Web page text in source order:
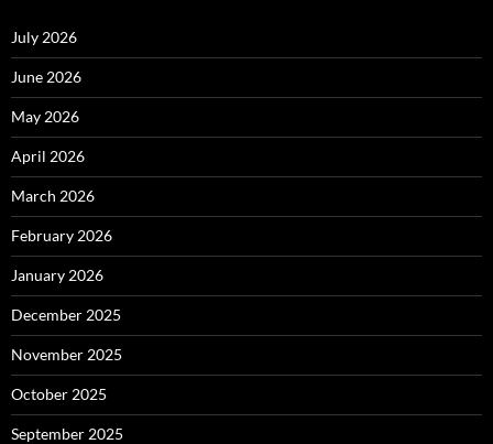
July 2026
June 2026
May 2026
April 2026
March 2026
February 2026
January 2026
December 2025
November 2025
October 2025
September 2025